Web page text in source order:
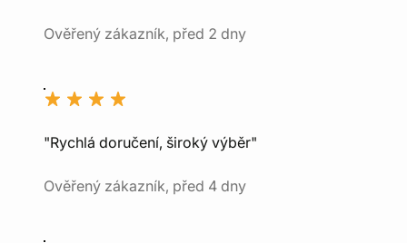
Ověřený zákazník, před 2 dny
"Rychlá doručení, široký výběr"
Ověřený zákazník, před 4 dny